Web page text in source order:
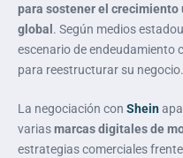
para sostener el crecimiento
global . Según medios
escenario de endeudamiento
para reestructurar su negocio.
La negociación con Shein
variasmarcas digitales de
estrategias comerciales